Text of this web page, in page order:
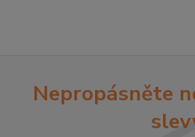
Nepropásněte